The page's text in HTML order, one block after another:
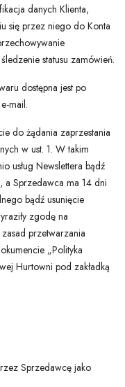
danych Klienta,
się przez niego do Konta
statusu zamówień.
dostępna jest po
mail.
do żądania zaprzestania
w ust. 1. W takim
usług Newslettera bądź
a Sprzedawca ma 14 dni
bądź usunięcie
zgodę na
przetwarzania
„Polityka
Hurtowni pod zakładką
Sprzedawcę jako